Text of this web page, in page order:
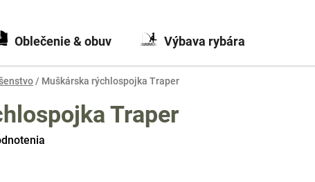
KOŠÍK
Oblečenie & obuv Výbava rybára
/ Muškárska rýchlospojka Traper
Traper